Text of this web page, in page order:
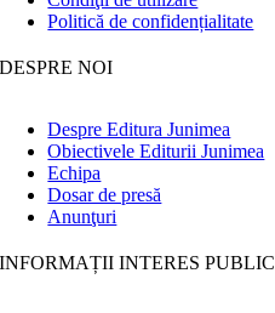
Politică de confidențialitate
DESPRE NOI
Despre Editura Junimea
Obiectivele Editurii Junimea
Echipa
Dosar de presă
Anunţuri
INFORMAȚII INTERES PUBLIC